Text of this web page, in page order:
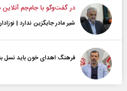
در گفت‌و‌گو با جام‌جم
شیر مادر جایگزین ندارد |
فرهنگ اهدای خون باید نسل